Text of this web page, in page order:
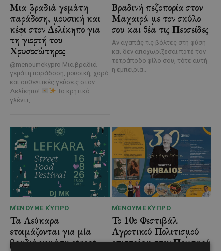
Μια βραδιά γεμάτη
παράδοση, μουσική και
κέφι στον Δελίκηπο για
τη γιορτή του
Χρυσοσώτηρος
@menoumekypro Μια βραδιά
γεμάτη παράδοση, μουσική, χορό
και αυθεντικές γεύσεις στον
Δελίκηπο!
Το κρητικό
γλέντι,...
Βραδινή πεζοπορία στον
Μαχαιρά με τον σκύλο
σου και θέα τις Περσείδες
Αν αγαπάς τις βόλτες στη φύση
και δεν αποχωρίζεσαι ποτέ τον
τετράποδο φίλο σου, τότε αυτή
η εμπειρία...
ΜΈΝΟΥΜΕ ΚΎΠΡΟ
Τα Λεύκαρα
ετοιμάζονται για μία
βραδιά γεμάτη street
ΜΈΝΟΥΜΕ ΚΎΠΡΟ
Το 10ο Φεστιβάλ
Αγροτικού Πολιτισμού
επιστρέφει στον Πρωταρά